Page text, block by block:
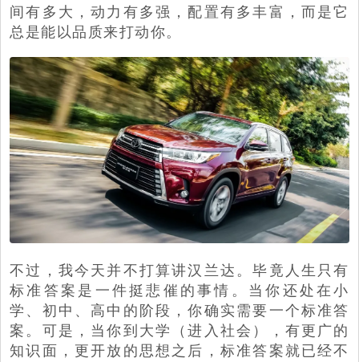
间有多大，动力有多强，配置有多丰富，而是它
总是能以品质来打动你。
不过，我今天并不打算讲汉兰达。毕竟人生只有
标准答案是一件挺悲催的事情。当你还处在小
学、初中、高中的阶段，你确实需要一个标准答
案。可是，当你到大学（进入社会），有更广的
知识面，更开放的思想之后，标准答案就已经不